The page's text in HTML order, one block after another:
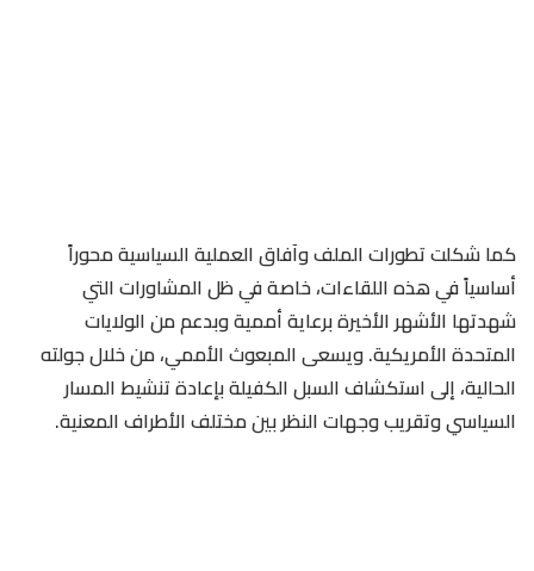
كما شكلت تطورات الملف وآفاق العملية السياسية محوراً
أساسياً في هذه اللقاءات، خاصة في ظل المشاورات التي
شهدتها الأشهر الأخيرة برعاية أممية وبدعم من الولايات
المتحدة الأمريكية. ويسعى المبعوث الأممي، من خلال جولته
الحالية، إلى استكشاف السبل الكفيلة بإعادة تنشيط المسار
السياسي وتقريب وجهات النظر بين مختلف الأطراف المعنية.